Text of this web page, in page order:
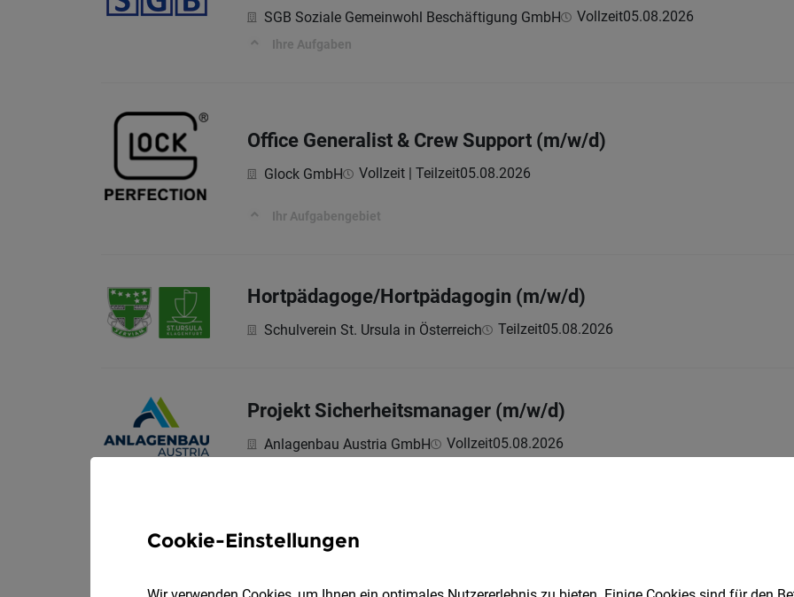
SGB Soziale Gemeinwohl Beschäftigung GmbH Vollzeit05.08.2026
Ihre Aufgaben
Office Generalist & Crew Support (m/w/d)
Glock GmbH Vollzeit | Teilzeit05.08.2026
Ihr Aufgabengebiet
Hortpädagoge/Hortpädagogin (m/w/d)
Schulverein St. Ursula in Österreich Teilzeit05.08.2026
Projekt Sicherheitsmanager (m/w/d)
Anlagenbau Austria GmbH Vollzeit05.08.2026
Cookie-Einstellungen